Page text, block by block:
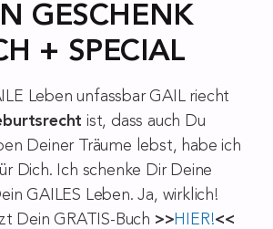
GESCHENK
+ SPECIAL
Leben unfassbar GAIL riecht
ist, dass auch Du
Deiner Träume lebst, habe ich
Dich. Ich schenke Dir Deine
GAILES Leben. Ja, wirklich!
Dein GRATIS-Buch >>HIER!<<